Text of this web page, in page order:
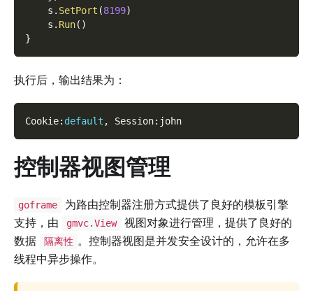
    s
. SetPort (8199)
    s
. Run( )
}
执行后，输出结果为：
Cookie: default , Session: john
控制器视图管理
goframe
为路由控制器注册方式提供了良好的模板引擎
支持，由
gmvc.View
视图对象进行管理，提供了良好的
数据
隔离性 。控制器视图是并发安全设计的，允许在多
线程中异步操作。